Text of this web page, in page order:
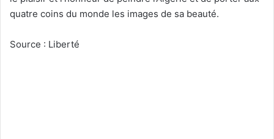
quatre coins du monde les images de sa beauté.
Source : Liberté